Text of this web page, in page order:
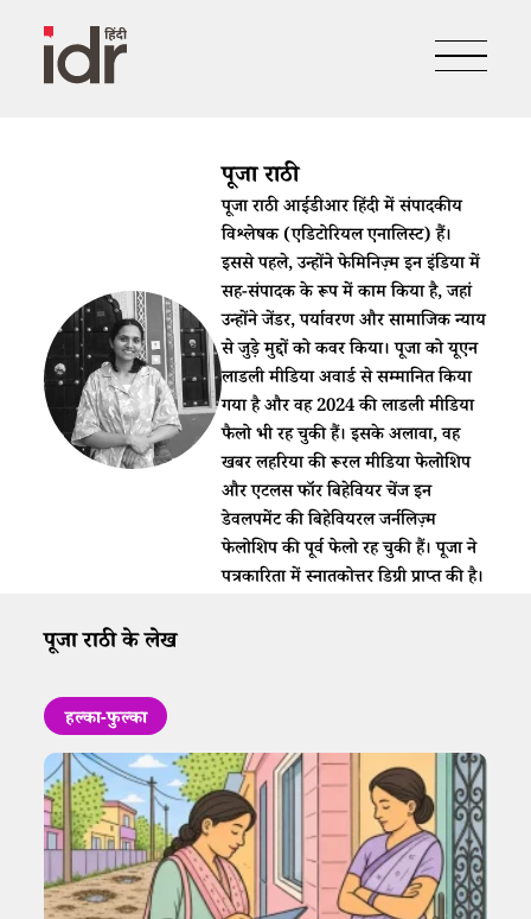
पूजा राठी
पूजा राठी आईडीआर हिंदी में संपादकीय
विश्लेषक (एडिटोरियल एनालिस्ट) हैं।
इससे पहले, उन्होंने फेमिनिज़्म इन इंडिया में
सह-संपादक के रूप में काम किया है, जहां
उन्होंने जेंडर, पर्यावरण और सामाजिक न्याय
से जुड़े मुद्दों को कवर किया। पूजा को यूएन
लाडली मीडिया अवार्ड से सम्मानित किया
गया है और वह 2024 की लाडली मीडिया
फैलो भी रह चुकी हैं। इसके अलावा, वह
खबर लहरिया की रूरल मीडिया फेलोशिप
और एटलस फॉर बिहेवियर चेंज इन
डेवलपमेंट की बिहेवियरल जर्नलिज़्म
फेलोशिप की पूर्व फेलो रह चुकी हैं। पूजा ने
पत्रकारिता में स्नातकोत्तर डिग्री प्राप्त की है।
पूजा राठी के लेख
हल्का-फुल्का